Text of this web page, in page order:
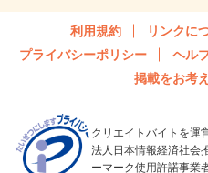
利用規約 リンクに
プライバシーポリシー
ヘル
掲載をお考
クリエイトバイトを運
法人日本情報経済社会
ーマーク使用許諾事業